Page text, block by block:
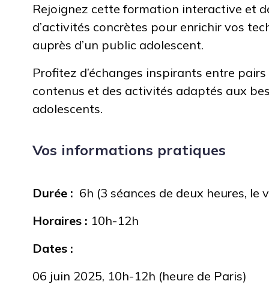
Rejoignez cette formation interactive et
d’activités concrètes pour enrichir vos
auprès d’un public adolescent.
Profitez d’échanges inspirants entre
contenus et des activités adaptés aux
adolescents.
Vos informations pratiques
Durée : 6h (3 séances de deux heures, le
Horaires : 10h-12h
Dates :
06 juin 2025, 10h-12h (heure de Paris)